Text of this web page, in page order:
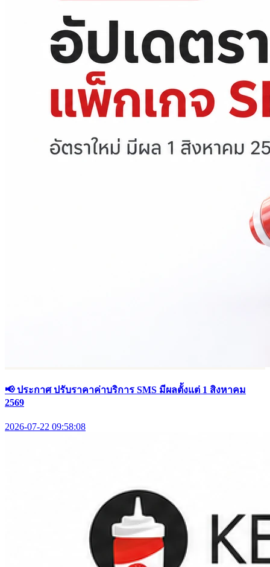
📢 ประกาศ ปรับราคาค่าบริการ SMS มีผลตั้งแต่ 1 สิงหาคม
2569
2026-07-22 09:58:08